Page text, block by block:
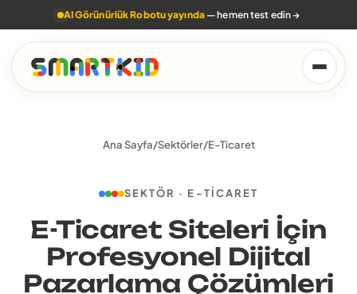
AI Görünürlük Robotu yayında— hemen test edin→
Ana Sayfa/Sektörler/E-Ticaret
SEKTÖR · E-TICARET
E-Ticaret Siteleri İçin
Profesyonel Dijital
Pazarlama Çözümleri